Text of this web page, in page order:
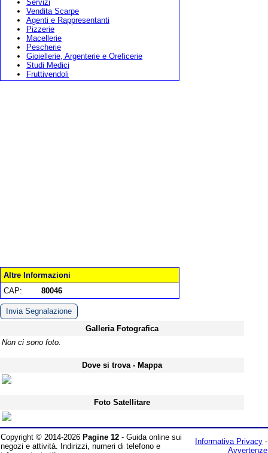
Servizi
Vendita Scarpe
Agenti e Rappresentanti
Pizzerie
Macellerie
Pescherie
Gioiellerie, Argenterie e Oreficerie
Studi Medici
Fruttivendoli
Altre Informazioni
CAP:
80046
Invia Segnalazione
Galleria Fotografica
Non ci sono foto.
Dove si trova - Mappa
Foto Satellitare
Copyright © 2014-2026 Pagine 12 - Guida online sui
negozi e attività. Indirizzi, numeri di telefono e
Informativa Privacy -
Avvertenze